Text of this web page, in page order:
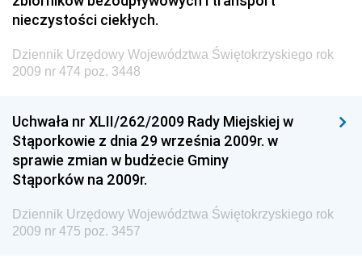
Dziennik Urzędowy Ministra Finansów, Inwestycji i
Dziennik Urzędowy Ministra Klimatu
Dziennik Urzędowy Ministra Funduszy i Polityki
Regionalnej
Dziennik Urzędowy Ministra Aktywów Państwowych
Dziennik Urzędowy Ministra Zdrowia
Dziennik Urzędowy Ministra Środowiska i Głównego
Inspektora Ochrony Środowiska
nieczystości ciekłych.
Dziennik Urzędowy Województwa Świętokrzyskiego rok
2009 nr 474 poz. 3448
Uchwała nr XLII/262/2009 Rady Miejskiej w
Stąporkowie z dnia 29 września 2009r. w
sprawie zmian w budżecie Gminy
Stąporków na 2009r.
Dziennik Urzędowy Województwa Świętokrzyskiego rok
2009 nr 475 poz. 3457